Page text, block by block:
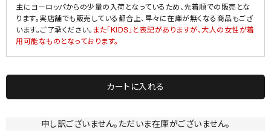
主にヨーロッパからの少量の入荷となっているため、先着順での販売とな
ります。実店舗でも販売している都合上、早々に在庫が無くなる商品もござ
います。ご了承ください。 また「KIDS」と表記がありますが、大人の女性が着
用可能なものとなっております。
カートに入れる
申し訳ございません。ただいま在庫がございません。